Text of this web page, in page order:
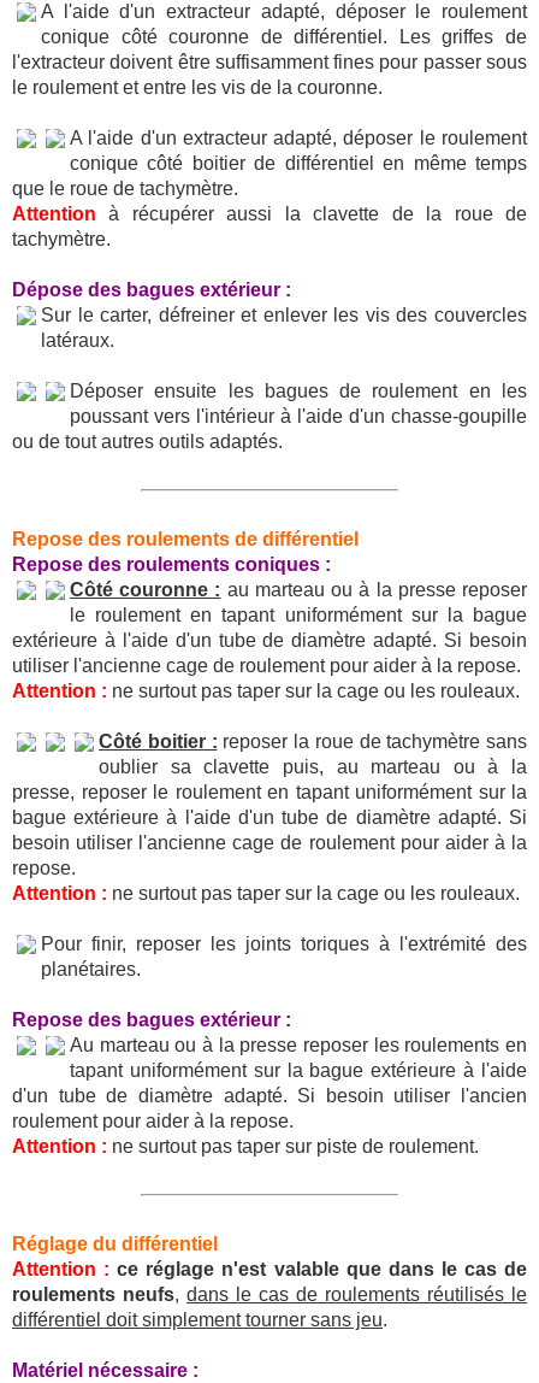
A l'aide d'un extracteur adapté, déposer le roulement
conique côté couronne de différentiel. Les griffes de
l'extracteur doivent être suffisamment fines pour passer sous
le roulement et entre les vis de la couronne.
A l'aide d'un extracteur adapté, déposer le roulement
conique côté boitier de différentiel en même temps
que le roue de tachymètre.
Attention à récupérer aussi la clavette de la roue de
tachymètre.
Dépose des bagues extérieur :
Sur le carter, défreiner et enlever les vis des couvercles
latéraux.
Déposer ensuite les bagues de roulement en les
poussant vers l'intérieur à l'aide d'un chasse-goupille
ou de tout autres outils adaptés.
Repose des roulements de différentiel
Repose des roulements coniques :
Côté couronne : au marteau ou à la presse reposer
le roulement en tapant uniformément sur la bague
extérieure à l'aide d'un tube de diamètre adapté. Si besoin
utiliser l'ancienne cage de roulement pour aider à la repose.
Attention : ne surtout pas taper sur la cage ou les rouleaux.
Côté boitier : reposer la roue de tachymètre sans
oublier sa clavette puis, au marteau ou à la
presse, reposer le roulement en tapant uniformément sur la
bague extérieure à l'aide d'un tube de diamètre adapté. Si
besoin utiliser l'ancienne cage de roulement pour aider à la
repose.
Attention : ne surtout pas taper sur la cage ou les rouleaux.
Pour finir, reposer les joints toriques à l'extrémité des
planétaires.
Repose des bagues extérieur :
Au marteau ou à la presse reposer les roulements en
tapant uniformément sur la bague extérieure à l'aide
d'un tube de diamètre adapté. Si besoin utiliser l'ancien
roulement pour aider à la repose.
Attention : ne surtout pas taper sur piste de roulement.
Réglage du différentiel
Attention : ce réglage n'est valable que dans le cas de
roulements neufs, dans le cas de roulements réutilisés le
différentiel doit simplement tourner sans jeu.
Matériel nécessaire :